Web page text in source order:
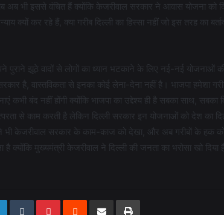
भी इससे वंचित हैं क्योंकि केजरीवाल सरकार ने आवास योजना को
क्यों कर रहे हैं, क्या गरीब दिल्ली का हिस्सा नहीं जो इस तरह का
झूठे वादों से लोगों का ध्यान भटकाने के लिए नई-नई योजनाओं
है, वास्तविकता से इनका कोई लेना-देना नहीं है। भाजपा हमेशा
बंद नहीं होंगी क्योंकि भाजपा का उद्देश्य ही है सबका साथ, सबका
से काम करती है लेकिन दिल्ली सरकार इन योजनाओं को देश का
भी केजरीवाल सरकार के काम-काज को देखा, और अब गरीबों के हक
क्योंकि मुख्यमंत्री केजरीवाल ने दिल्ली की जनता का भरोसा खो दिया